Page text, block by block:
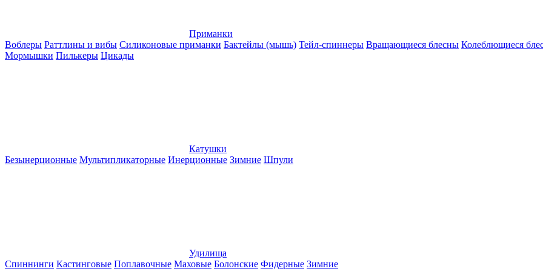
Приманки
Воблеры Раттлины и вибы Силиконовые приманки Бактейлы (мышь) Тейл-спиннеры Вращающиеся блесны Колеблющиеся
Мормышки Пилькеры Цикады
Катушки
Безынерционные Мультипликаторные Инерционные Зимние Шпули
Удилища
Спиннинги Кастинговые Поплавочные Маховые Болонские Фидерные Зимние